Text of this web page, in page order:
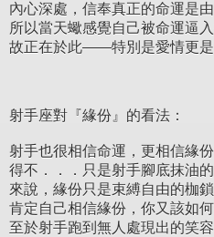
內心深處，信奉真正的命運是
所以當天蠍感覺自己被命運逼
故正在於此——特別是愛情更是
射手座對『緣份』的看法：
射手也很相信命運，更相信緣
得不．．．只是射手腳底抹油
來說，緣份只是束縛自由的枷
肯定自己相信緣份，你又該如
至於射手跑到無人處現出的笑